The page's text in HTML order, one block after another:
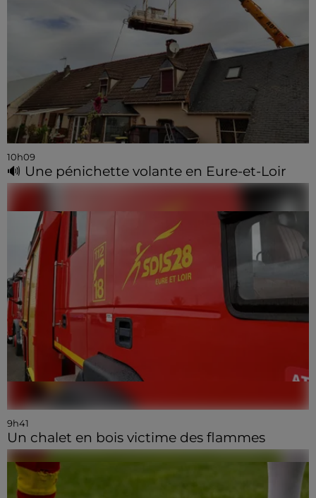
10h09
🔊 Une pénichette volante en Eure-et-Loir
9h41
Un chalet en bois victime des flammes